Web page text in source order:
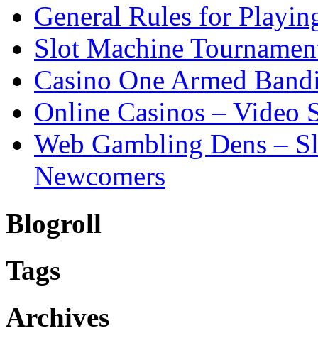
General Rules for
Slot Machine
Casino One Armed
Online Casinos – Video
Web Gambling Dens –
Newcomers
Blogroll
Tags
Archives